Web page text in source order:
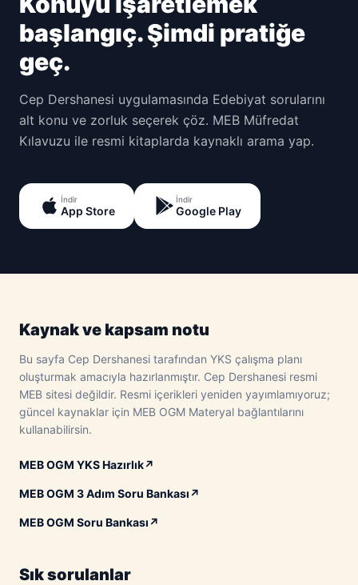
başlangıç. Şimdi pratiğe
geç.
Cep Dershanesi uygulamasında Edebiyat sorularını
alt konu ve zorluk seçerek çöz. MEB Müfredat
Kılavuzu ile resmi kitaplarda kaynaklı arama yap.
İndir
App Store
İndir
Google Play
Kaynak ve kapsam notu
Bu sayfa Cep Dershanesi tarafından YKS çalışma planı
oluşturmak amacıyla hazırlanmıştır. Cep Dershanesi resmi
MEB sitesi değildir. Resmi içerikleri yeniden yayımlamıyoruz;
güncel kaynaklar için MEB OGM Materyal bağlantılarını
kullanabilirsin.
MEB OGM YKS Hazırlık↗
MEB OGM 3 Adım Soru Bankası↗
MEB OGM Soru Bankası↗
Sık sorulanlar